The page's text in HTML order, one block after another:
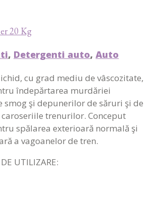
20 Kg
, Detergenti auto, Auto
cu grad mediu de vâscozitate,
îndepărtarea murdăriei
smog şi depunerilor de săruri şi de
trenurilor. Conceput
spălarea exterioară normală şi
a vagoanelor de tren.
UTILIZARE: